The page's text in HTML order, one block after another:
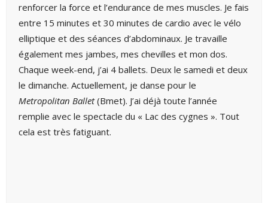
renforcer la force et l’endurance de mes muscles. Je fais
entre 15 minutes et 30 minutes de cardio avec le vélo
elliptique et des séances d’abdominaux. Je travaille
également mes jambes, mes chevilles et mon dos.
Chaque week-end, j’ai 4 ballets. Deux le samedi et deux
le dimanche. Actuellement, je danse pour le
Metropolitan Ballet(Bmet). J’ai déjà toute l’année
remplie avec le spectacle du « Lac des cygnes ». Tout
cela est très fatiguant.